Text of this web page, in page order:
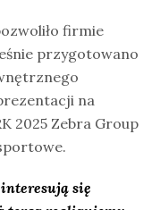
firmie
przygotowano
na
2025 Zebra Group
się